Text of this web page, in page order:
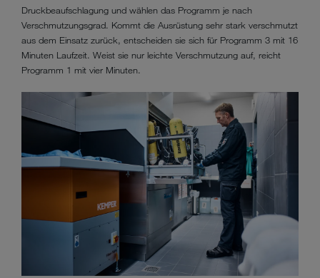
Druckbeaufschlagung und wählen das Programm je nach
Verschmutzungsgrad. Kommt die Ausrüstung sehr stark verschmutzt
aus dem Einsatz zurück, entscheiden sie sich für Programm 3 mit 16
Minuten Laufzeit. Weist sie nur leichte Verschmutzung auf, reicht
Programm 1 mit vier Minuten.